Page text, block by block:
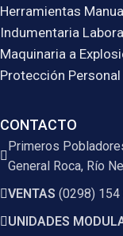
Herramientas
Indumentaria
Maquinaria a
Protección Personal
CONTACTO
Primeros
General Roca, Río
VENTAS (0298) 154
UNIDADES